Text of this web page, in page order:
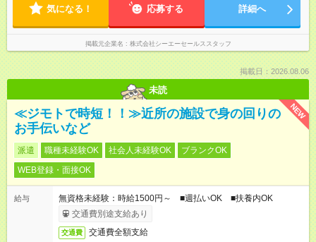
気になる！ 応募する 詳細へ
掲載元企業名 株式会社シーエーセールススタッフ
掲載日：2026.08.06
未読
NEW
≪ジモトで時短！！≫近所の施設で身の回りの
お手伝いなど
派遣 職種未経験OK 社会人未経験OK
ブランクOK
WEB登録・面接OK
給与
無資格未経験：時給1500円～ ■週払いOK ■扶養内OK
交通費別途支給あり
交通費 交通費全額支給